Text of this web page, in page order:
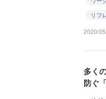
リフ
2020/
多く
防ぐ